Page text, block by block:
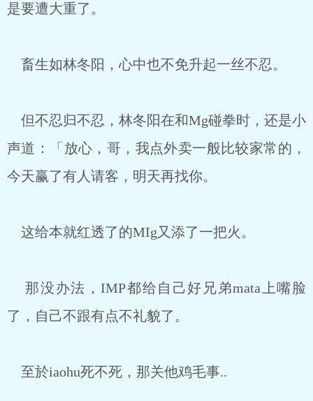
是要遭大重了。
畜生如林冬阳，心中也不免升起一丝不忍。
但不忍归不忍，林冬阳在和Mg碰拳时，还是小
声道：「放心，哥，我点外卖一般比较家常的，
今天赢了有人请客，明天再找你。
这给本就红透了的MIg又添了一把火。
那没办法，IMP都给自己好兄弟mata上嘴脸
了，自己不跟有点不礼貌了。
至於iaohu死不死，那关他鸡毛事..